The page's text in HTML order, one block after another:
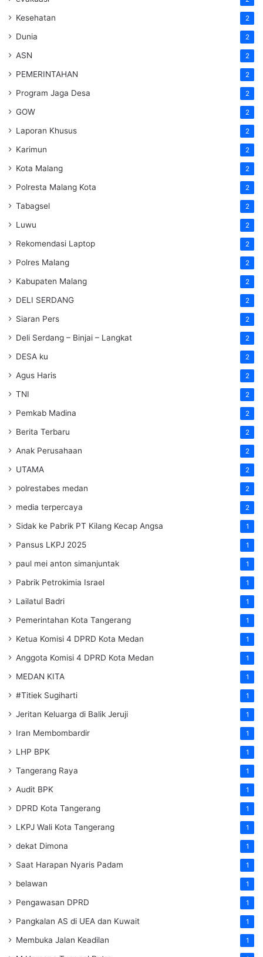
Kesehatan 2
Dunia 2
ASN 2
PEMERINTAHAN 2
Program Jaga Desa 2
GOW 2
Laporan Khusus 2
Karimun 2
Kota Malang 2
Polresta Malang Kota 2
Tabagsel 2
Luwu 2
Rekomendasi Laptop 2
Polres Malang 2
Kabupaten Malang 2
DELI SERDANG 2
Siaran Pers 2
Deli Serdang – Binjai – Langkat 2
DESA ku 2
Agus Haris 2
TNI 2
Pemkab Madina 2
Berita Terbaru 2
Anak Perusahaan 2
UTAMA 2
polrestabes medan 2
media terpercaya 2
Sidak ke Pabrik PT Kilang Kecap Angsa 1
Pansus LKPJ 2025 1
paul mei anton simanjuntak 1
Pabrik Petrokimia Israel 1
Lailatul Badri 1
Pemerintahan Kota Tangerang 1
Ketua Komisi 4 DPRD Kota Medan 1
Anggota Komisi 4 DPRD Kota Medan 1
MEDAN KITA 1
#Titiek Sugiharti 1
Jeritan Keluarga di Balik Jeruji 1
Iran Membombardir 1
LHP BPK 1
Tangerang Raya 1
Audit BPK 1
DPRD Kota Tangerang 1
LKPJ Wali Kota Tangerang 1
dekat Dimona 1
Saat Harapan Nyaris Padam 1
belawan 1
Pengawasan DPRD 1
Pangkalan AS di UEA dan Kuwait 1
Membuka Jalan Keadilan 1